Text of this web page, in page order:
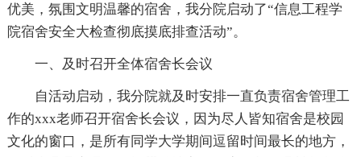
优美，氛围文明温馨的宿舍，我分院启动了“信息工程学
院宿舍安全大检查彻底摸底排查活动”。
一、及时召开全体宿舍长会议
自活动启动，我分院就及时安排一直负责宿舍管理工
作的xxx老师召开宿舍长会议，因为尽人皆知宿舍是校园
文化的窗口，是所有同学大学期间逗留时间最长的地方，